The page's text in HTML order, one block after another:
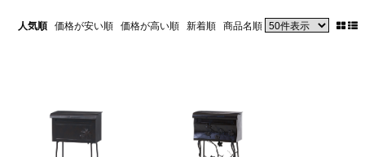
人気順 価格が安い順 価格が高い順 新着順 商品名順